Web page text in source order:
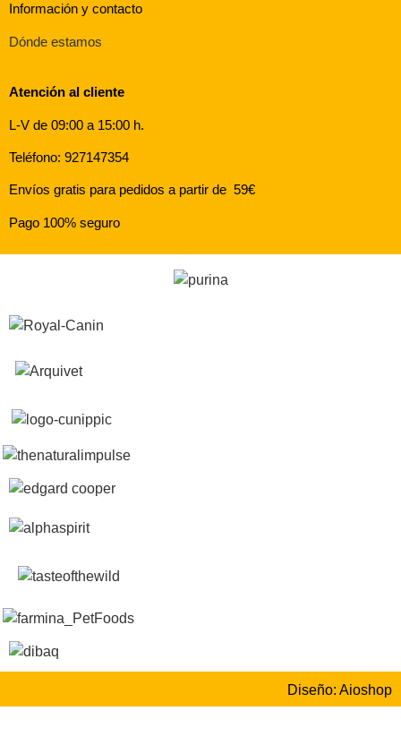
Información y contacto
Dónde estamos
Atención al cliente
L-V de 09:00 a 15:00 h.
Teléfono: 927147354
Envíos gratis para pedidos a partir de 59€
Pago 100% seguro
Diseño: Aioshop